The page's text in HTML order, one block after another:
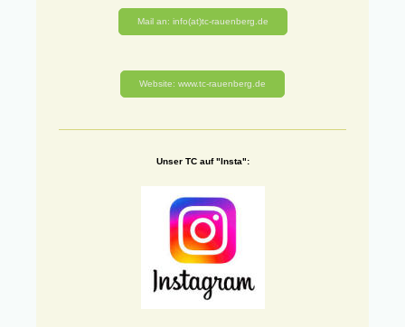
Mail an: info(at)tc-rauenberg.de
Website: www.tc-rauenberg.de
Unser TC auf "Insta":